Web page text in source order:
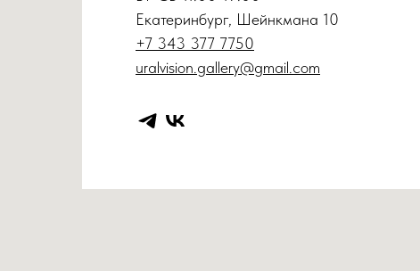
Екатеринбург, Шейнкмана 10
+7 343 377 7750
uralvision.gallery@gmail.com